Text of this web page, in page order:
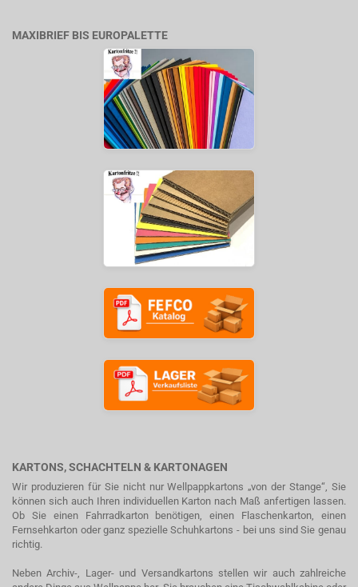
MAXIBRIEF BIS EUROPALETTE
KARTONS, SCHACHTELN & KARTONAGEN
Wir produzieren für Sie nicht nur Wellpappkartons „von der Stange“, Sie
können sich auch Ihren individuellen Karton nach Maß anfertigen lassen.
Ob Sie einen Fahrradkarton benötigen, einen Flaschenkarton, einen
Fernsehkarton oder ganz spezielle Schuhkartons - bei uns sind Sie genau
richtig.
Neben Archiv-, Lager- und Versandkartons stellen wir auch zahlreiche